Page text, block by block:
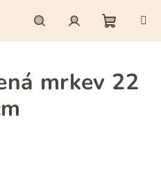
HledatPřihlášení
košík
mrkev 22